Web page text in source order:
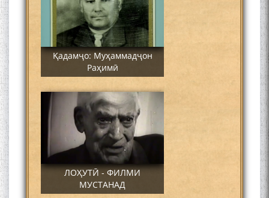
Қадамҷо: Муҳаммадҷон
Раҳимӣ
ЛОҲУТӢ - ФИЛМИ
МУСТАНАД